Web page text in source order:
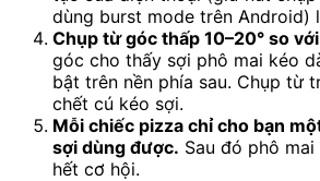
dùng burst mode trên Android)
Chụp từ góc thấp 10–20° so
góc cho thấy sợi phô mai kéo
bật trên nền phía sau. Chụp từ
chết cú kéo sợi.
Mỗi chiếc pizza chỉ cho bạn
sợi dùng được. Sau đó phô
hết cơ hội.